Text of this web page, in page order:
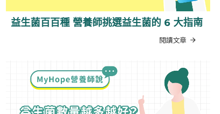
益生菌百百種 營養師挑選益生菌的 6 大指南
閱讀文章